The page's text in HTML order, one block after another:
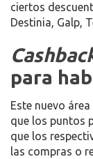
ciertos
Destinia, Galp,
para
Este nuevo
que los puntos
que los
las compras o